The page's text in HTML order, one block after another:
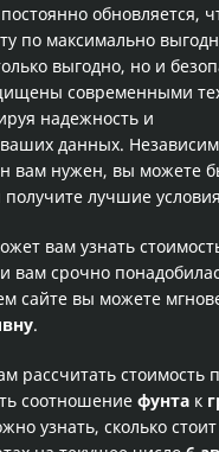
обновляется,
по максимально
выгодно, но и
современными
надежность и
данных.
вам нужен, вы можете
лучшие
вам узнать
вам срочно
сайте вы можете
.
рассчитать стоимость
соотношение фунта к
узнать, сколько стоит